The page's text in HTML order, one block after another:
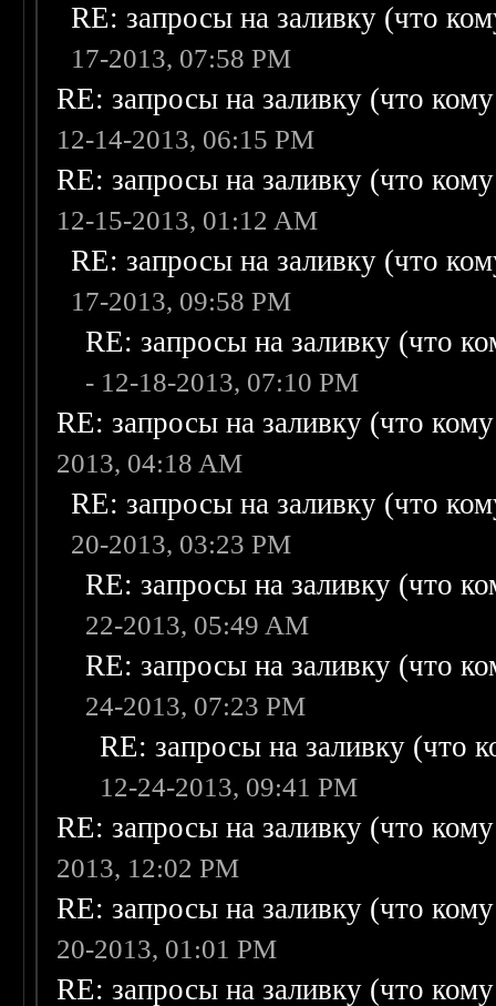
RE: запросы на заливку (что
17-2013, 07:58 PM
RE: запросы на заливку (что
12-14-2013, 06:15 PM
RE: запросы на заливку (что
12-15-2013, 01:12 AM
RE: запросы на заливку (что
17-2013, 09:58 PM
RE: запросы на заливку (что
- 12-18-2013, 07:10 PM
RE: запросы на заливку (что
2013, 04:18 AM
RE: запросы на заливку (что
20-2013, 03:23 PM
RE: запросы на заливку (что
22-2013, 05:49 AM
RE: запросы на заливку (что
24-2013, 07:23 PM
RE: запросы на заливку (что
12-24-2013, 09:41 PM
RE: запросы на заливку (что
2013, 12:02 PM
RE: запросы на заливку (что
20-2013, 01:01 PM
RE: запросы на заливку (что